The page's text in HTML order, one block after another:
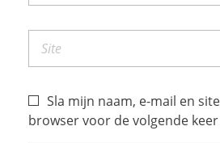
Sla mijn naam, e-mail en
browser voor de volgende